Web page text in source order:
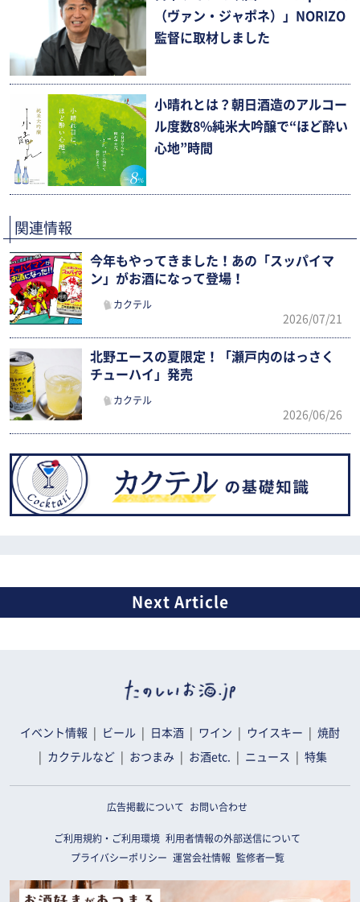
（ヴァン・ジャポネ）」NORIZO
監督に取材しました
小晴れとは？朝日酒造のアルコー
ル度数8%純米大吟醸で“ほど酔い
心地”時間
関連情報
今年もやってきました！あの「スッパイマ
ン」がお酒になって登場！
カクテル
2026/07/21
北野エースの夏限定！「瀬戸内のはっさく
チューハイ」発売
カクテル
2026/06/26
イベント情報 ビール 日本酒 ワイン ウイスキー 焼酎
カクテルなど おつまみ お酒etc. ニュース 特集
広告掲載について お問い合わせ
ご利用規約・ご利用環境 利用者情報の外部送信について
プライバシーポリシー
運営会社情報 監修者一覧